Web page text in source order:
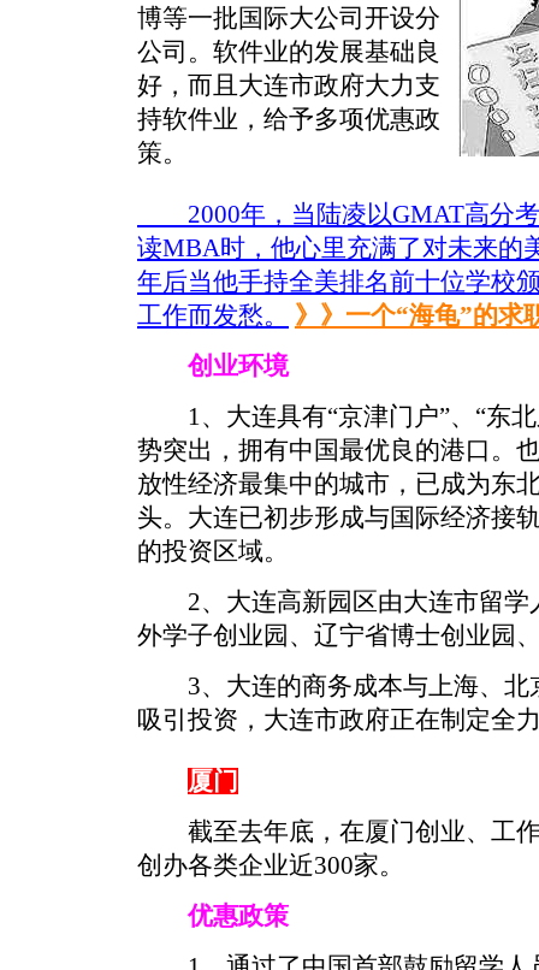
博等一批国际大公司开设分
公司。软件业的发展基础良
好，而且大连市政府大力支
持软件业，给予多项优惠政
策。
2000年，当陆凌以GMAT高分考
读MBA时，他心里充满了对未来的
年后当他手持全美排名前十位学校
工作而发愁。
》》一个“海龟”的求
创业环境
1、大连具有“京津门户”、“东北
势突出，拥有中国最优良的港口。
放性经济最集中的城市，已成为东
头。大连已初步形成与国际经济接
的投资区域。
2、大连高新园区由大连市留学
外学子创业园、辽宁省博士创业园
3、大连的商务成本与上海、北
吸引投资，大连市政府正在制定全
厦门
截至去年底，在厦门创业、工作
创办各类企业近300家。
优惠政策